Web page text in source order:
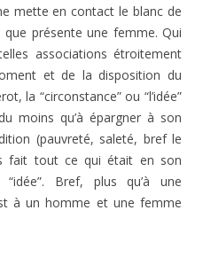
mette en contact le blanc de
présente une femme. Qui
associations étroitement
et de la disposition du
la “circonstance” ou “l’idée”
moins qu’à épargner à son
(pauvreté, saleté, bref le
fait tout ce qui était en son
Bref, plus qu’à une
à un homme et une femme